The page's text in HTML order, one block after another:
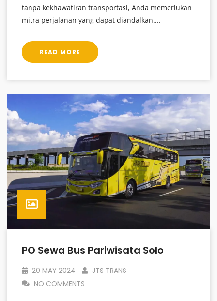
tanpa kekhawatiran transportasi, Anda memerlukan
mitra perjalanan yang dapat diandalkan....
READ MORE
PO Sewa Bus Pariwisata Solo
20 MAY 2024
JTS TRANS
NO COMMENTS